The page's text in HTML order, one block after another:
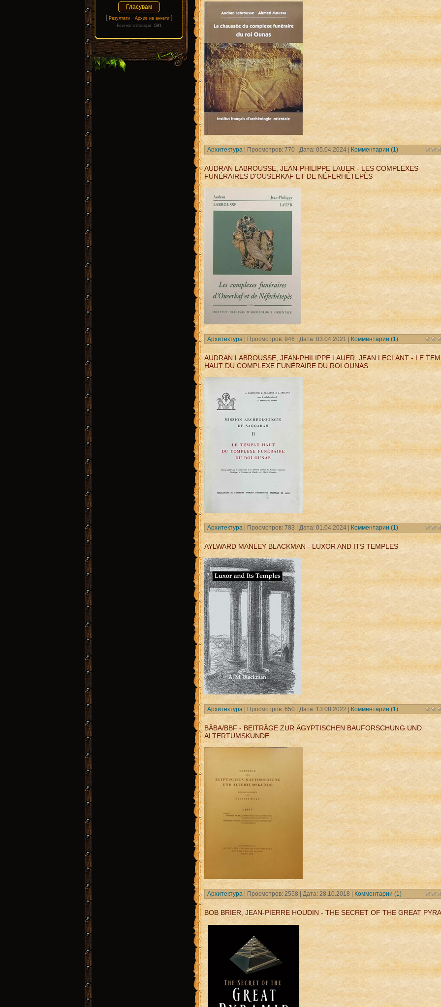
[ Резултати· Архив на анкети]
Всичко отговори: 591
Архитектура | Просмотров: 770 | Дата: 05.04.2024 Комментарии (1)
AUDRAN LABROUSSE, JEAN-PHILIPPE LAUER - LES COMPLEXES
FUNÉRAIRES D'OUSERKAF ET DE NÉFERHÉTEPÈS
Архитектура | Просмотров: 946 | Дата: 03.04.2021 Комментарии (1)
AUDRAN LABROUSSE, JEAN-PHILIPPE LAUER, JEAN LECLANT - LE
HAUT DU COMPLEXE FUNÉRAIRE DU ROI OUNAS
Архитектура | Просмотров: 783 | Дата: 01.04.2024 Комментарии (1)
AYLWARD MANLEY BLACKMAN - LUXOR AND ITS TEMPLES
Архитектура | Просмотров: 650 | Дата: 13.08.2022 Комментарии (1)
BÄBA/BBF - BEITRÄGE ZUR ÄGYPTISCHEN BAUFORSCHUNG UND
ALTERTUMSKUNDE
Архитектура | Просмотров: 2558 | Дата: 28.10.2018 Комментарии (1)
BOB BRIER, JEAN-PIERRE HOUDIN - THE SECRET OF THE GREAT